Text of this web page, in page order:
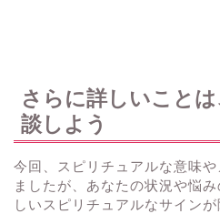
さらに詳しいこと
談しよう
今回、スピリチュアルな意味
ましたが、あなたの状況や悩
しいスピリチュアルなサイン